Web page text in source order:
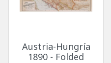
Austria-Hungría
1890 - Folded